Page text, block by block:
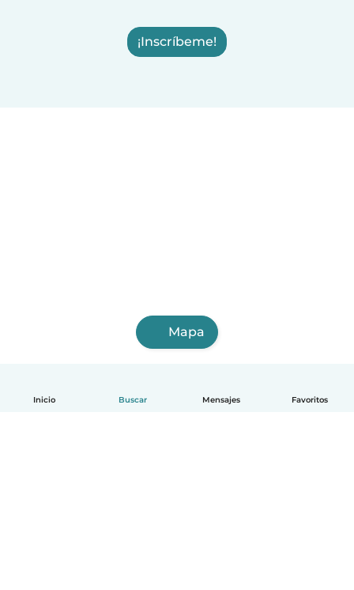
Inicio Buscar Mensajes Favoritos
¡Inscríbeme!
Mapa